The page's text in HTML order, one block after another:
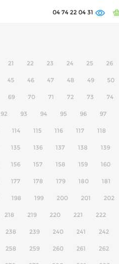
04 74 22 04 31
21 22 23 24 25 26
45 46 47 48 49 50
69 70 71 72 73 74
92 93 94 95 96 97
114 115 116 117 118
135 136 137 138 139
156 157 158 159 160
177 178 179 180 181
198 199 200 201 202
218 219 220 221 222
238 239 240 241 242
258 259 260 261 262